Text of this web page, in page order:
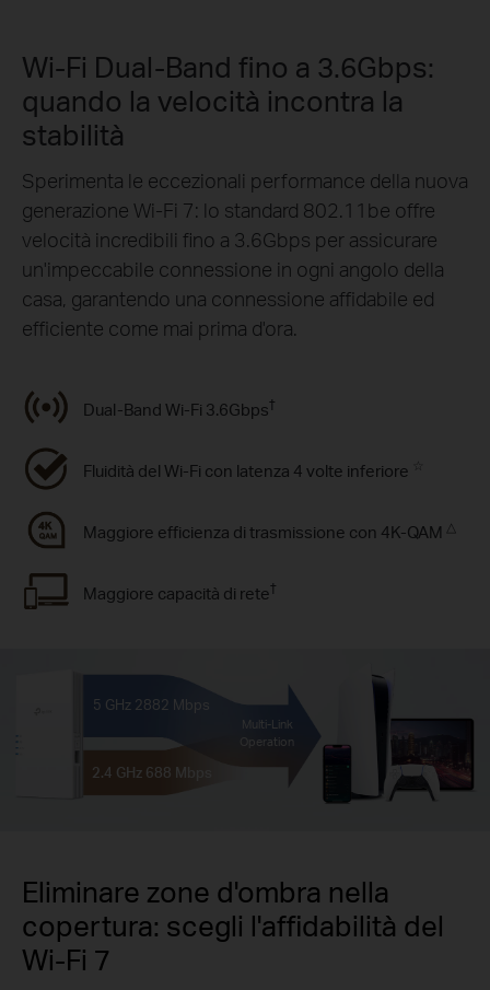
Wi-Fi Dual-Band fino a 3.6Gbps:
quando la velocità incontra la
stabilità
Sperimenta le eccezionali performance della nuova
generazione Wi-Fi 7: lo standard 802.11be offre
velocità incredibili fino a 3.6Gbps per assicurare
un'impeccabile connessione in ogni angolo della
casa, garantendo una connessione affidabile ed
efficiente come mai prima d'ora.
Dual-Band Wi-Fi 3.6Gbps†
Fluidità del Wi-Fi con latenza 4 volte inferiore
Maggiore efficienza di trasmissione con 4K-QAM △
Maggiore capacità di rete†
5 GHz 2882 Mbps
2.4 GHz 688 Mbps
Multi-Link
Operation
Eliminare zone d'ombra nella
copertura: scegli l'affidabilità del
Wi-Fi 7